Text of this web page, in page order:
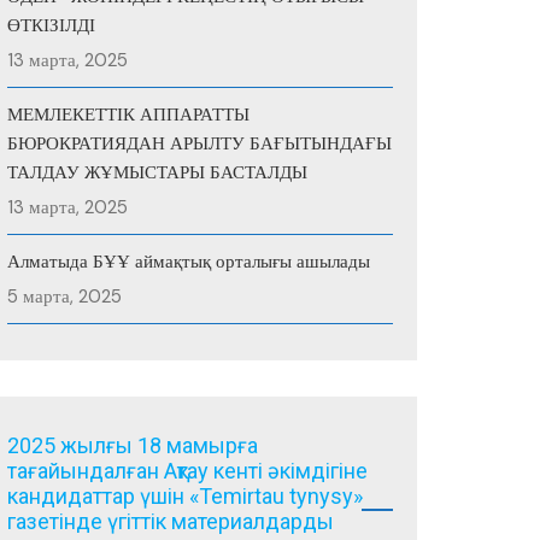
ӨТКІЗІЛДІ
13 марта, 2025
МЕМЛЕКЕТТІК АППАРАТТЫ
БЮРОКРАТИЯДАН АРЫЛТУ БАҒЫТЫНДАҒЫ
ТАЛДАУ ЖҰМЫСТАРЫ БАСТАЛДЫ
13 марта, 2025
Алматыда БҰҰ аймақтық орталығы ашылады
5 марта, 2025
2025 жылғы 18 мамырға
тағайындалған Ақтау кенті әкімдігіне
кандидаттар үшін «Temirtau tynysy»
газетінде үгіттік материалдарды